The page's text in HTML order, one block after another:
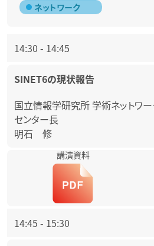
ネットワーク
14:30 - 14:45
SINET6の現状報告
国立情報学研究所 学術ネットワ
センター長
明石 修
講演資料
14:45 - 15:30